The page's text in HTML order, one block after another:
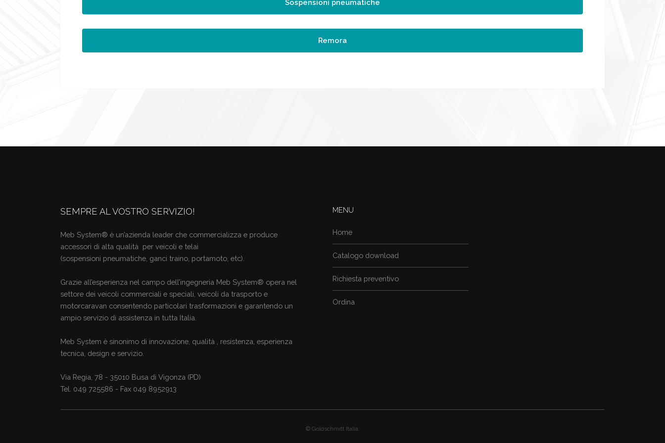
Sospensioni pneumatiche
Remora
SEMPRE AL VOSTRO SERVIZIO!
Meb System® è un’azienda leader che commercializza e produce
accessori di alta qualità per veicoli e telai
(sospensioni pneumatiche, ganci traino, portamoto, etc).
Grazie all’esperienza nel campo dell’ingegneria Meb System® opera nel
settore dei veicoli commerciali e speciali, veicoli da trasporto e
motorcaravan consentendo particolari trasformazioni e garantendo un
ampio servizio di assistenza in tutta Italia.
Meb System è sinonimo di innovazione, qualità , resistenza, esperienza
tecnica, design e servizio.
Via Regia, 78 - 35010 Busa di Vigonza (PD)
Tel. 049 725586 - Fax 049 8952913
MENU
Home
Catalogo download
Richiesta preventivo
Ordina
© Goldschmitt Italia.